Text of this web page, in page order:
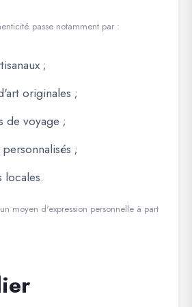
passe notamment par :
;
originales ;
de voyage ;
;
locales.
moyen d'expression personnelle à part